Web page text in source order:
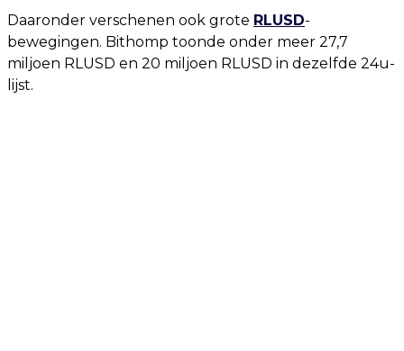
Daaronder verschenen ook grote RLUSD-
bewegingen. Bithomp toonde onder meer 27,7
miljoen RLUSD en 20 miljoen RLUSD in dezelfde 24u-
lijst.